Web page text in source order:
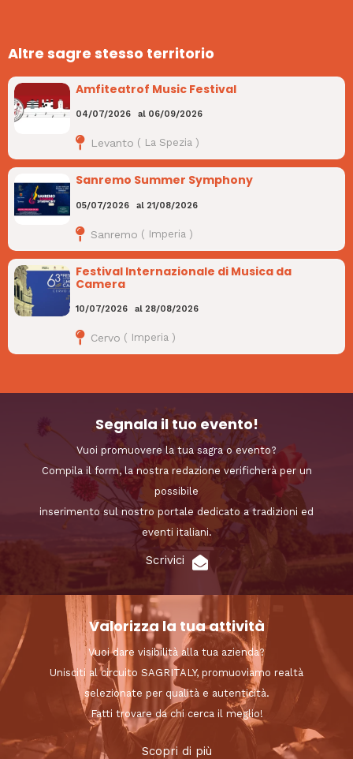
Altre sagre stesso territorio
Amfiteatrof Music Festival
04/07/2026 al 06/09/2026
Levanto ( La Spezia)
Sanremo Summer Symphony
05/07/2026 al 21/08/2026
Sanremo ( Imperia )
Festival Internazionale di Musica da
Camera
10/07/2026 al 28/08/2026
Cervo ( Imperia)
Segnala il tuo evento!
Vuoi promuovere la tua sagra o evento?
Compila il form, la nostra redazione verificherà per un
possibile
inserimento sul nostro portale dedicato a tradizioni ed
eventi italiani.
Scrivici
Valorizza la tua attività
Vuoi dare visibilità alla tua azienda?
Unisciti al circuito SAGRITALY, promuoviamo realtà
selezionate per qualità e autenticità.
Fatti trovare da chi cerca il meglio!
Scopri di più